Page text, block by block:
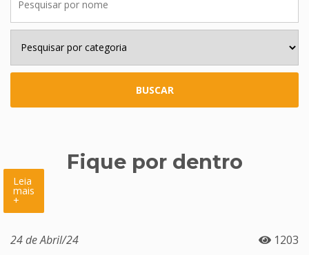
BUSCAR
Fique por dentro
Leia
mais
+
24 de Abril/24 1203